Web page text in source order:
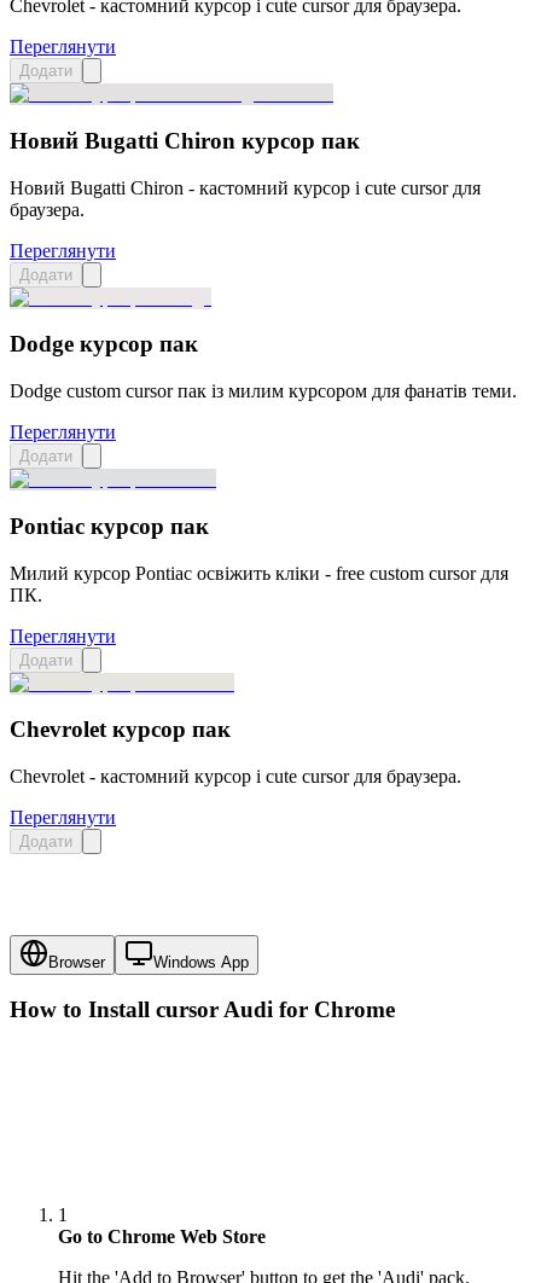
Chevrolet - кастомний курсор і cute cursor для браузера.
Переглянути
Додати
Новий Bugatti Chiron курсор пак
Новий Bugatti Chiron - кастомний курсор і cute cursor для
браузера.
Переглянути
Додати
Dodge курсор пак
Dodge custom cursor пак із милим курсором для фанатів теми.
Переглянути
Додати
Pontiac курсор пак
Милий курсор Pontiac освіжить кліки - free custom cursor для
ПК.
Переглянути
Додати
Chevrolet курсор пак
Chevrolet - кастомний курсор і cute cursor для браузера.
Переглянути
Додати
Browser Windows App
How to Install cursorAudi for Chrome
1
Go to Chrome Web Store
Hit the 'Add to Browser' button to get the 'Audi' pack.